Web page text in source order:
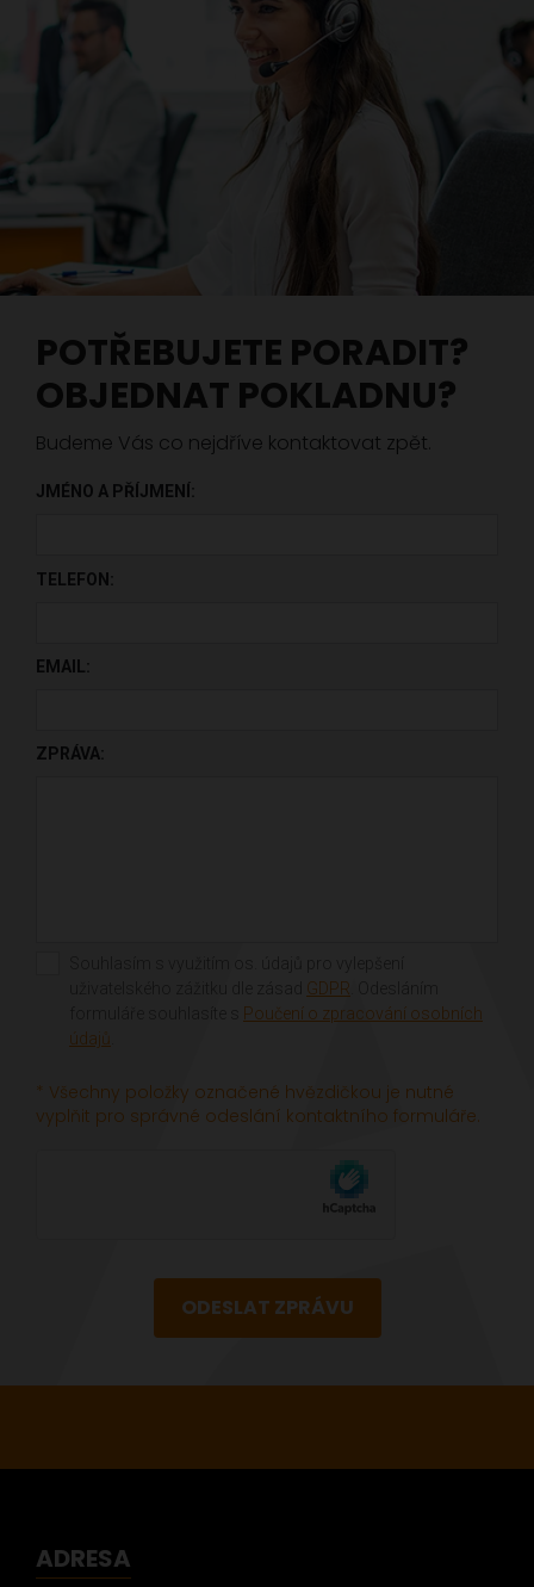
POTŘEBUJETE PORADIT?
OBJEDNAT POKLADNU?
Budeme Vás co nejdříve kontaktovat zpět.
JMÉNO A PŘÍJMENÍ:
TELEFON:
EMAIL:
ZPRÁVA:
GDPR
Poučení o zpracování osobních
údajů
* Všechny položky označené hvězdičkou je nutné
vyplňit pro správné odeslání kontaktního formuláře.
ODESLAT ZPRÁVU
ADRESA